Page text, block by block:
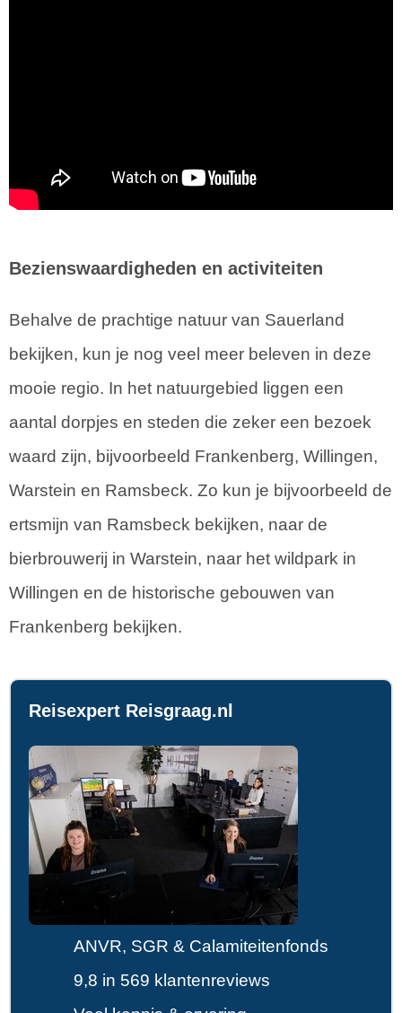
Bezienswaardigheden en activiteiten
Behalve de prachtige natuur van Sauerland
bekijken, kun je nog veel meer beleven in deze
mooie regio. In het natuurgebied liggen een
aantal dorpjes en steden die zeker een bezoek
waard zijn, bijvoorbeeld Frankenberg, Willingen,
Warstein en Ramsbeck. Zo kun je bijvoorbeeld de
ertsmijn van Ramsbeck bekijken, naar de
bierbrouwerij in Warstein, naar het wildpark in
Willingen en de historische gebouwen van
Frankenberg bekijken.
Reisexpert Reisgraag.nl
ANVR, SGR & Calamiteitenfonds
9,8 in 569 klantenreviews